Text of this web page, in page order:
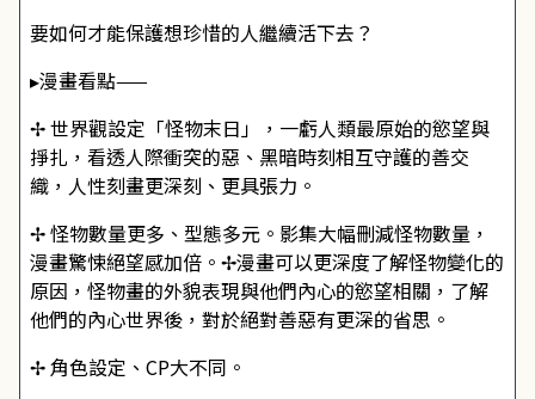
要如何才能保護想珍惜的人繼續活下去？
▸漫畫看點——
✢ 世界觀設定「怪物末日」，一虧人類最原始的慾望與
掙扎，看透人際衝突的惡、黑暗時刻相互守護的善交
織，人性刻畫更深刻、更具張力。
✢ 怪物數量更多、型態多元。影集大幅刪減怪物數量，
漫畫驚悚絕望感加倍。✢漫畫可以更深度了解怪物變化的
原因，怪物畫的外貌表現與他們內心的慾望相關，了解
他們的內心世界後，對於絕對善惡有更深的省思。
✢ 角色設定、CP大不同。